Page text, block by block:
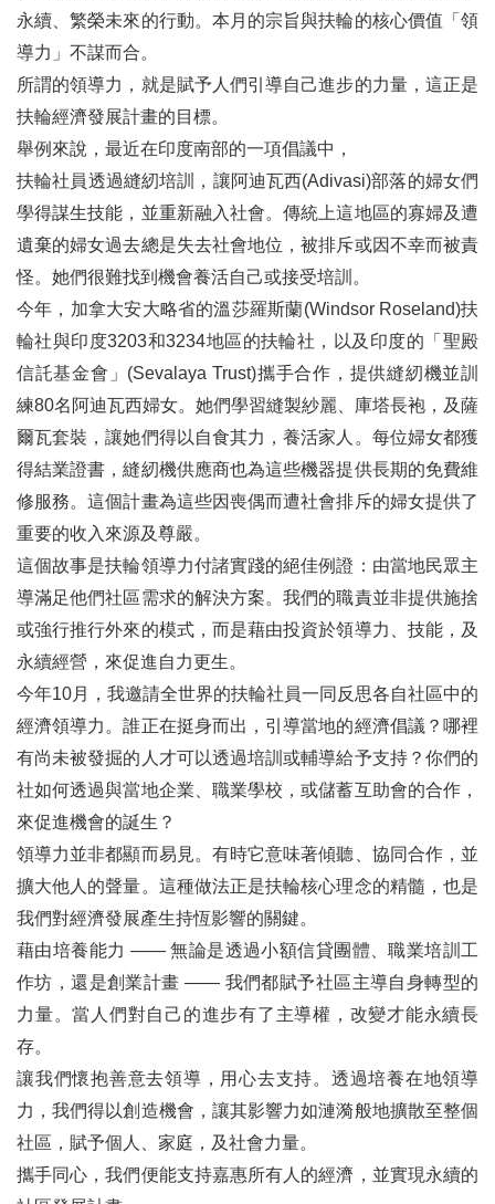
永續、繁榮未來的行動。本月的宗旨與扶輪的核心價值「領
導力」不謀而合。
所謂的領導力，就是賦予人們引導自己進步的力量，這正是
扶輪經濟發展計畫的目標。
舉例來說，最近在印度南部的一項倡議中，
扶輪社員透過縫紉培訓，讓阿迪瓦西(Adivasi)部落的婦女們
學得謀生技能，並重新融入社會。傳統上這地區的寡婦及遭
遺棄的婦女過去總是失去社會地位，被排斥或因不幸而被責
怪。她們很難找到機會養活自己或接受培訓。
今年，加拿大安大略省的溫莎羅斯蘭(Windsor Roseland)扶
輪社與印度3203和3234地區的扶輪社，以及印度的「聖殿
信託基金會」(Sevalaya Trust)攜手合作，提供縫紉機並訓
練80名阿迪瓦西婦女。她們學習縫製紗麗、庫塔長袍，及薩
爾瓦套裝，讓她們得以自食其力，養活家人。每位婦女都獲
得結業證書，縫紉機供應商也為這些機器提供長期的免費維
修服務。這個計畫為這些因喪偶而遭社會排斥的婦女提供了
重要的收入來源及尊嚴。
這個故事是扶輪領導力付諸實踐的絕佳例證：由當地民眾主
導滿足他們社區需求的解決方案。我們的職責並非提供施捨
或強行推行外來的模式，而是藉由投資於領導力、技能，及
永續經營，來促進自力更生。
今年10月，我邀請全世界的扶輪社員一同反思各自社區中的
經濟領導力。誰正在挺身而出，引導當地的經濟倡議？哪裡
有尚未被發掘的人才可以透過培訓或輔導給予支持？你們的
社如何透過與當地企業、職業學校，或儲蓄互助會的合作，
來促進機會的誕生？
領導力並非都顯而易見。有時它意味著傾聽、協同合作，並
擴大他人的聲量。這種做法正是扶輪核心理念的精髓，也是
我們對經濟發展產生持恆影響的關鍵。
藉由培養能力 —— 無論是透過小額信貸團體、職業培訓工
作坊，還是創業計畫 ―― 我們都賦予社區主導自身轉型的
力量。當人們對自己的進步有了主導權，改變才能永續長
存。
讓我們懷抱善意去領導，用心去支持。透過培養在地領導
力，我們得以創造機會，讓其影響力如漣漪般地擴散至整個
社區，賦予個人、家庭，及社會力量。
攜手同心，我們便能支持嘉惠所有人的經濟，並實現永續的